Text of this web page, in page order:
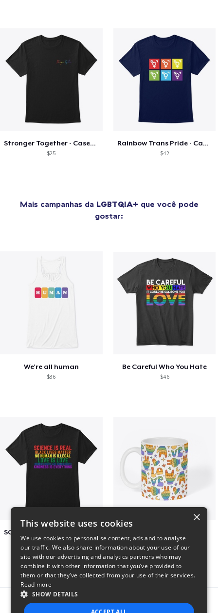
Stronger Together - Casey Blake
$25
Rainbow Trans Pride - Casey Blake
$42
Mais campanhas da LGBTQIA+ que você pode
gostar:
We're all human
$36
Be Careful Who You Hate
$46
Report this product
×
This website uses cookies
We use cookies to personalise content, ads and to analyse
our traffic. We also share information about your use of our
site with our advertising and analytics partners who may
combine it with other information that you’ve provided to
them or that they’ve collected from your use of their services.
Read more
SHOW DETAILS